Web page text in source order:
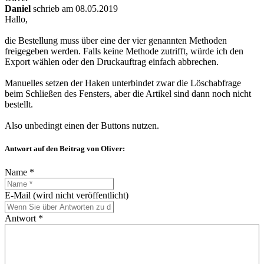
Daniel schrieb am 08.05.2019
Hallo,
die Bestellung muss über eine der vier genannten Methoden
freigegeben werden. Falls keine Methode zutrifft, würde ich den
Export wählen oder den Druckauftrag einfach abbrechen.
Manuelles setzen der Haken unterbindet zwar die Löschabfrage
beim Schließen des Fensters, aber die Artikel sind dann noch nicht
bestellt.
Also unbedingt einen der Buttons nutzen.
Antwort auf den Beitrag von Oliver:
Name *
E-Mail (wird nicht veröffentlicht)
Antwort *